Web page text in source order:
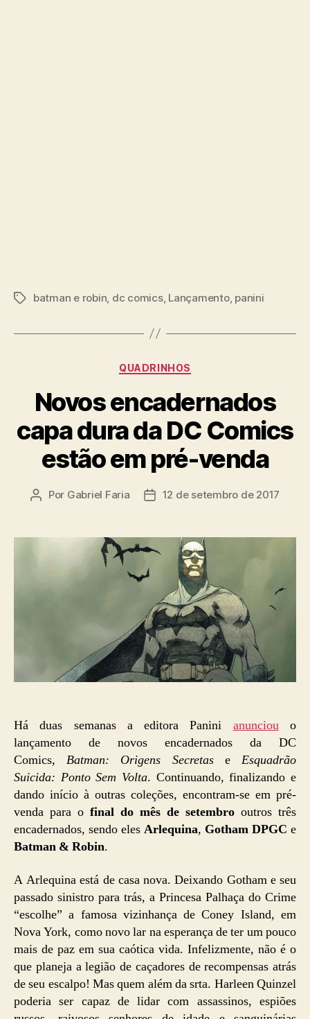
Tagsbatman e robin, dc comics, Lançamento, panini
Categorias
QUADRINHOS
Novos encadernados
capa dura da DC Comics
estão em pré-venda
Autor
Por Gabriel Faria
Data12 de setembro de 2017
Há duas semanas a editora Panini anunciouo
lançamento de novos encadernados da DC
Comics,Batman: Origens SecretaseEsquadrão
Suicida: Ponto Sem Volta. Continuando, finalizando e
dando início à outras coleções, encontram-se em pré-
venda para o final do mês de setembro outros três
encadernados, sendo eles Arlequina, Gotham DPGC e
Batman & Robin.
A Arlequina está de casa nova. Deixando Gotham e seu
passado sinistro para trás, a Princesa Palhaça do Crime
“escolhe” a famosa vizinhança de Coney Island, em
Nova York, como novo lar na esperança de ter um pouco
mais de paz em sua caótica vida. Infelizmente, não é o
que planeja a legião de caçadores de recompensas atrás
de seu escalpo! Mas quem além da srta. Harleen Quinzel
poderia ser capaz de lidar com assassinos, espiões